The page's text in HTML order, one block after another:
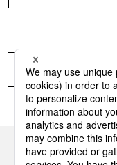
商
Panasonicの